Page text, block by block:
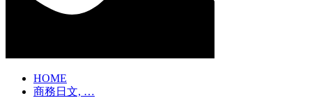
HOME
商務日文, …